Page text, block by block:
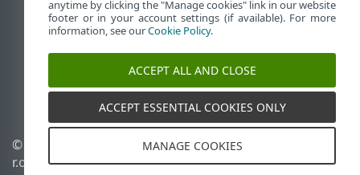
End of Life
Base de connaissances ESET
Forum ESET
ESET Status Portal
Support régional
© 1992 - 2026 ESET, spol. s
r.o. - Tous droits réservés.
Politique relative aux
anytime by clicking the "Manage cookies" link in our website
footer or in your account settings (if available). For more
information, see ourCookie Policy.
ACCEPT ALL AND CLOSE
ACCEPT ESSENTIAL COOKIES ONLY
MANAGE COOKIES